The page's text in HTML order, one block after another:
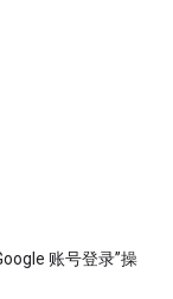
账号登录”操